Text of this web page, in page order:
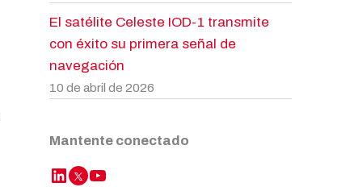
El satélite Celeste IOD-1 transmite
con éxito su primera señal de
navegación
10 de abril de 2026
Mantente conectado
LinkedIn Twitter YouTube